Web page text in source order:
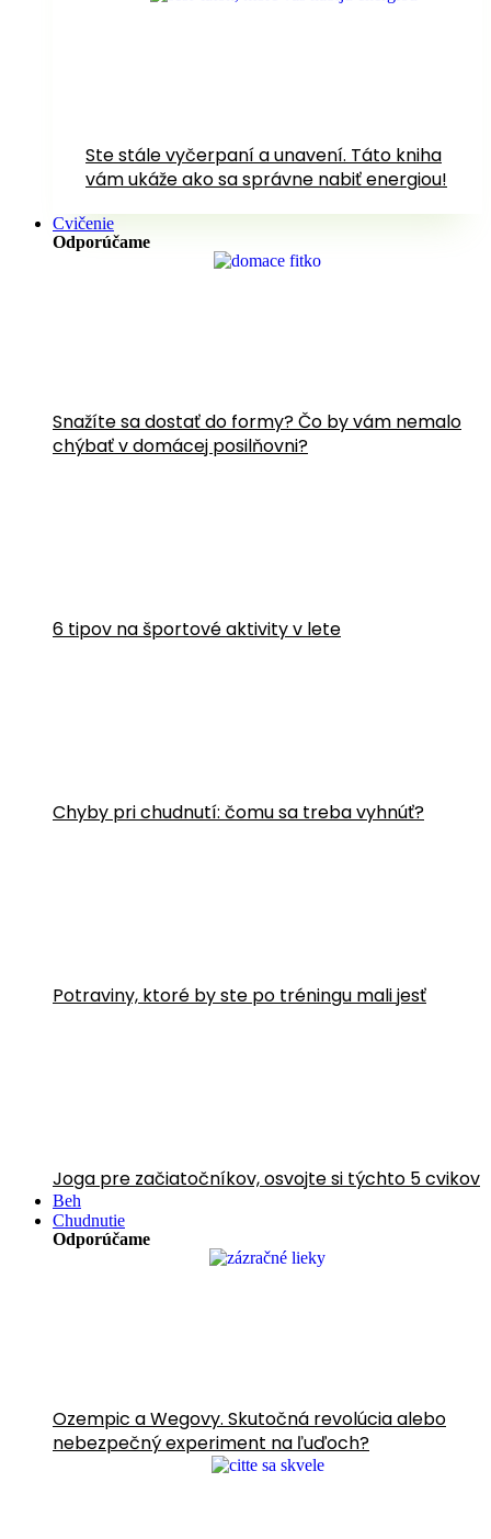
Ste stále vyčerpaní a unavení. Táto kniha
vám ukáže ako sa správne nabiť energiou!
Cvičenie
Odporúčame
Snažíte sa dostať do formy? Čo by vám nemalo
chýbať v domácej posilňovni?
6 tipov na športové aktivity v lete
Chyby pri chudnutí: čomu sa treba vyhnúť?
Potraviny, ktoré by ste po tréningu mali jesť
Joga pre začiatočníkov, osvojte si týchto 5 cvikov
Beh
Chudnutie
Odporúčame
Ozempic a Wegovy. Skutočná revolúcia alebo
nebezpečný experiment na ľuďoch?